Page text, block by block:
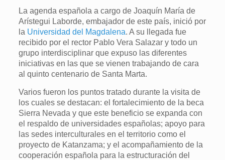
La agenda española a cargo de Joaquín María de
Arístegui Laborde, embajador de este país, inició por
la Universidad del Magdalena. A su llegada fue
recibido por el rector Pablo Vera Salazar y todo un
grupo interdisciplinar que expuso las diferentes
iniciativas en las que se vienen trabajando de cara
al quinto centenario de Santa Marta.
Varios fueron los puntos tratado durante la visita de
los cuales se destacan: el fortalecimiento de la beca
Sierra Nevada y que este beneficio se expanda con
el respaldo de universidades españolas; apoyo para
las sedes interculturales en el territorio como el
proyecto de Katanzama; y el acompañamiento de la
cooperación española para la estructuración del